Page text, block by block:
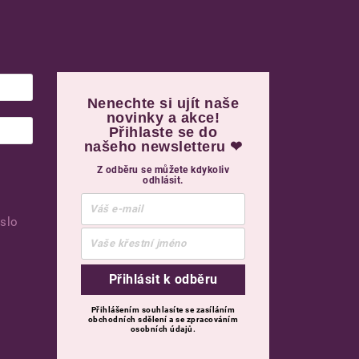
Nenechte si ujít naše
novinky a akce!
Přihlaste se do
našeho newsletteru ❤
Z odběru se můžete kdykoliv
odhlásit.
Přihlásit k odběru
Přihlášením souhlasíte se zasíláním
obchodních sdělení a se zpracováním
osobních údajů.